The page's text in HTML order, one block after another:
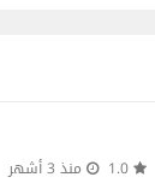
منذ 3 أشهر